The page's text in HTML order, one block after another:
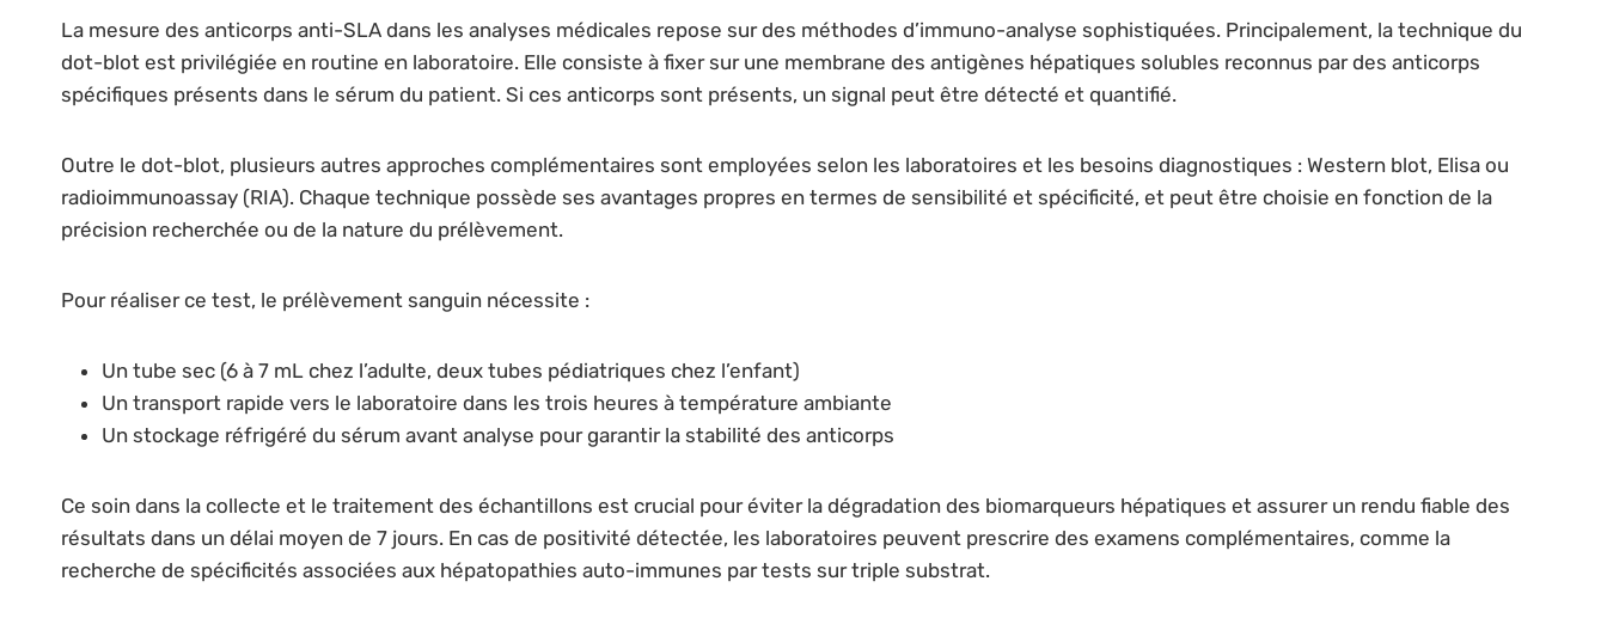
La mesure des anticorps anti-SLA dans les analyses médicales repose sur des méthodes d’immuno-analyse sophistiquées. Principalement, la technique du
dot-blot est privilégiée en routine en laboratoire. Elle consiste à fixer sur une membrane des antigènes hépatiques solubles reconnus par des anticorps
spécifiques présents dans le sérum du patient. Si ces anticorps sont présents, un signal peut être détecté et quantifié.
Outre le dot-blot, plusieurs autres approches complémentaires sont employées selon les laboratoires et les besoins diagnostiques : Western blot, Elisa ou
radioimmunoassay (RIA). Chaque technique possède ses avantages propres en termes de sensibilité et spécificité, et peut être choisie en fonction de la
précision recherchée ou de la nature du prélèvement.
Pour réaliser ce test, le prélèvement sanguin nécessite :
Un tube sec (6 à 7 mL chez l’adulte, deux tubes pédiatriques chez l’enfant)
Un transport rapide vers le laboratoire dans les trois heures à température ambiante
Un stockage réfrigéré du sérum avant analyse pour garantir la stabilité des anticorps
Ce soin dans la collecte et le traitement des échantillons est crucial pour éviter la dégradation des biomarqueurs hépatiques et assurer un rendu fiable des
résultats dans un délai moyen de 7 jours. En cas de positivité détectée, les laboratoires peuvent prescrire des examens complémentaires, comme la
recherche de spécificités associées aux hépatopathies auto-immunes par tests sur triple substrat.